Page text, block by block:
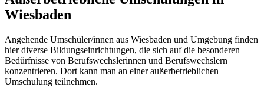
Wiesbaden
Angehende Umschüler/innen aus Wiesbaden und Umgebung finden
hier diverse Bildungseinrichtungen, die sich auf die besonderen
Bedürfnisse von Berufswechslerinnen und Berufswechslern
konzentrieren. Dort kann man an einer außerbetrieblichen
Umschulung teilnehmen.